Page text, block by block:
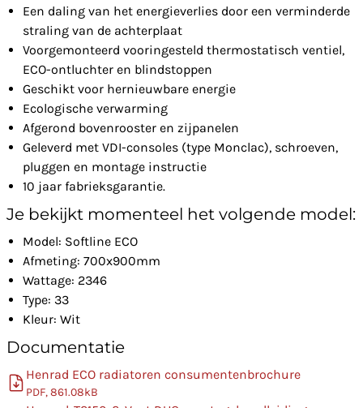
Een daling van het energieverlies door een verminderde
straling van de achterplaat
Voorgemonteerd vooringesteld thermostatisch ventiel,
ECO-ontluchter en blindstoppen
Geschikt voor hernieuwbare energie
Ecologische verwarming
Afgerond bovenrooster en zijpanelen
Geleverd met VDI-consoles (type Monclac), schroeven,
pluggen en montage instructie
10 jaar fabrieksgarantie.
Je bekijkt momenteel het volgende model:
Model: Softline ECO
Afmeting: 700x900mm
Wattage: 2346
Type: 33
Kleur: Wit
Documentatie
Henrad ECO radiatoren consumentenbrochure
PDF, 861.08kB